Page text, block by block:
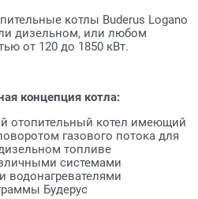
котлы Buderus Logano
дизельном, или любом
от 120 до 1850 кВт.
концепция котла:
отопительный котел имеющий
газового потока для
топливе
системами
водонагревателями
Будерус